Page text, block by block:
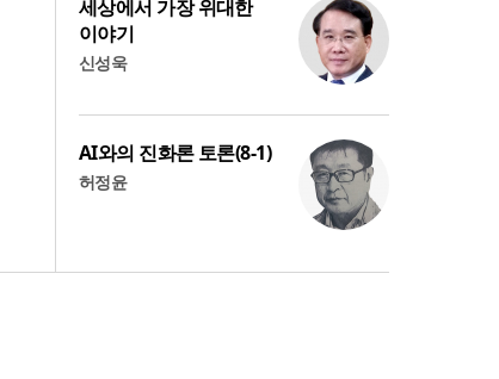
세상에서 가장 위대한
이야기
신성욱
AI와의 진화론 토론(8-1)
허정윤